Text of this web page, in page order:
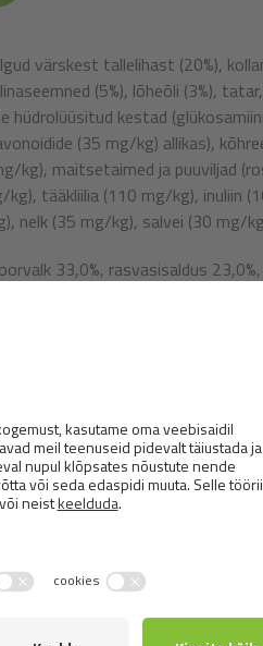
värskest tallelihast (20%),
(5%), lõheõli (3%),
hüdrolüüsitud kestad
(35 mg/kg) allikas),
kg), maitsetaimed ja puuviljad
tääkliilia (110 mg/kg), inuliin
nelk (35 mg/kg), salvei (30 mg/
33,0%, rasvasisaldus
3 rasvhapped 1,9%,
23 000 RÜ, D3-vitamiin
mg, koliinkloriid (3a890) 700
vitamiin 4,5 mg, niatsiinamiid
foolhape (3a316) 0,6 mg, B12-
monohüdraat 90 mg,
18 mg, Saccharomyces
kg